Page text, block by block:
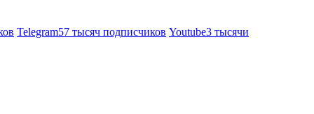
Telegram57 тысяч подписчиков Youtube3 тысячи